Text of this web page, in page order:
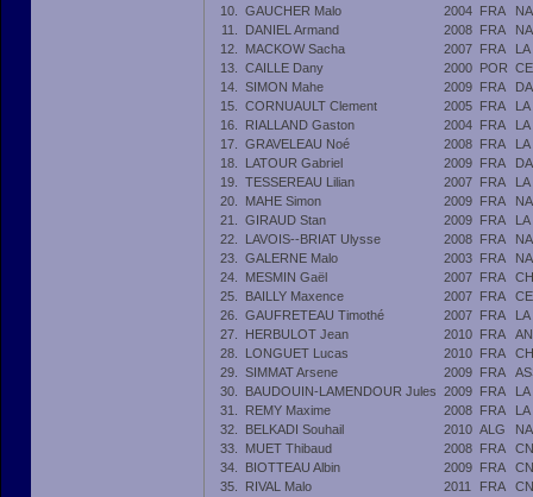
10.
GAUCHER Malo 2004 FRA
11.
DANIEL Armand 2008 FRA
12.
MACKOW Sacha 2007 FRA
13.
CAILLE Dany 2000 POR
14.
SIMON Mahe 2009 FRA
15.
CORNUAULT Clement 2005 FRA
16.
RIALLAND Gaston 2004 FRA
17.
GRAVELEAU Noé 2008 FRA
18.
LATOUR Gabriel 2009 FRA
19.
TESSEREAU Lilian 2007 FRA
20.
MAHE Simon 2009 FRA
21.
GIRAUD Stan 2009 FRA
22.
LAVOIS--BRIAT Ulysse 2008 FRA
23.
GALERNE Malo 2003 FRA
24.
MESMIN Gaël 2007 FRA
25.
BAILLY Maxence 2007 FRA
26.
GAUFRETEAU Timothé 2007 FRA
27.
HERBULOT Jean 2010 FRA
28.
LONGUET Lucas 2010 FRA
29.
SIMMAT Arsene 2009 FRA
30.
BAUDOUIN-LAMENDOUR Jules 2009 FRA
31.
REMY Maxime 2008 FRA
32.
BELKADI Souhail 2010 ALG
33.
MUET Thibaud 2008 FRA
34.
BIOTTEAU Albin 2009 FRA
35.
RIVAL Malo 2011 FRA